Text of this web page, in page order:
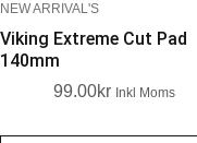
NEW ARRIVAL'S
Viking Extreme Cut Pad
140mm
99.00Kr Inkl Moms